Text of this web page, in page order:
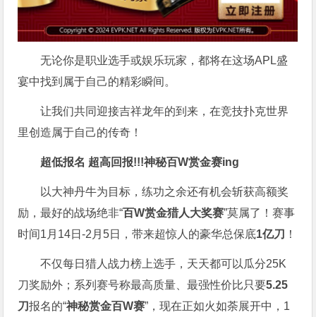
无论你是职业选手或娱乐玩家，都将在这场APL盛
宴中找到属于自己的精彩瞬间。
让我们共同迎接吉祥龙年的到来，在竞技扑克世界
里创造属于自己的传奇！
超低报名 超高回报!!!神秘百W赏金赛ing
以大神丹牛为目标，练功之余还有机会斩获高额奖
励，最好的战场绝非“百W赏金猎人大奖赛”莫属了！赛事
时间1月14日-2月5日，带来超惊人的豪华总保底1亿刀 ！
不仅每日猎人战力榜上选手，天天都可以瓜分25K
刀奖励外；系列赛号称最高质量、最强性价比只要5.25
刀报名的“神秘赏金百W赛”，现在正如火如荼展开中，1